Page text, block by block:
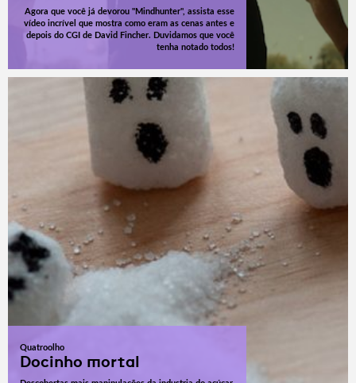
Agora que você já devorou "Mindhunter", assista esse
vídeo incrível que mostra como eram as cenas antes e
depois do CGI de David Fincher. Duvidamos que você
tenha notado todos!
Quatroolho
Docinho mortal